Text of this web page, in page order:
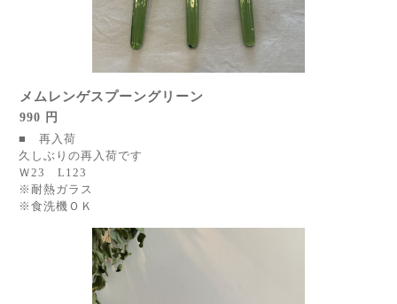
メムレンゲスプーングリーン
990 円
■ 再入荷
久しぶりの再入荷です
Ｗ23 L123
※耐熱ガラス
※食洗機ＯＫ